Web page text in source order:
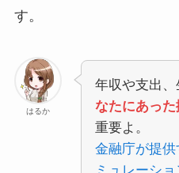
す。
はるか
年収や支出、
なたにあっ
重要よ。
金融庁が提